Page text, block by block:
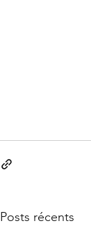
Posts récents